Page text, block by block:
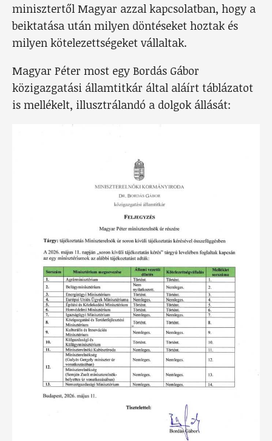
minisztertől Magyar azzal kapcsolatban, hogy a
beiktatása után milyen döntéseket hoztak és
milyen kötelezettségeket vállaltak.
Magyar Péter most egy Bordás Gábor
közigazgatási államtitkár által aláírt táblázatot
is mellékelt, illusztrálandó a dolgok állását: